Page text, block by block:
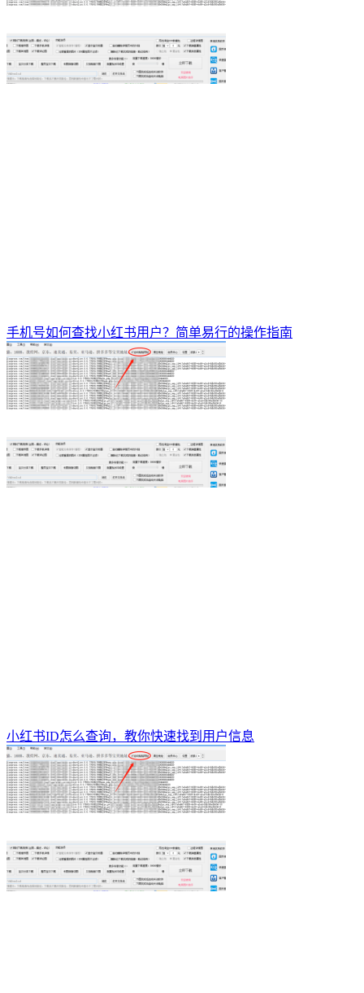
手机号如何查找小红书用户？简单易行的操作指南
小红书ID怎么查询，教你快速找到用户信息